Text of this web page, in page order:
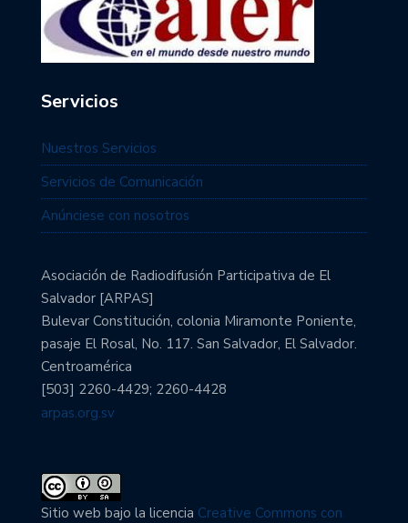
Servicios
Nuestros Servicios
Servicios de Comunicación
Anúnciese con nosotros
Asociación de Radiodifusión Participativa de El
Salvador [ARPAS]
Bulevar Constitución, colonia Miramonte Poniente,
pasaje El Rosal, No. 117. San Salvador, El Salvador.
Centroamérica
[503] 2260-4429; 2260-4428
arpas.org.sv
Sitio web bajo la licencia Creative Commons con